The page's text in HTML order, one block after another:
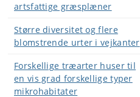
artsfattige græsplæner
Større diversitet og flere
blomstrende urter i vejkanter
Forskellige træarter huser til
en vis grad forskellige typer
mikrohabitater